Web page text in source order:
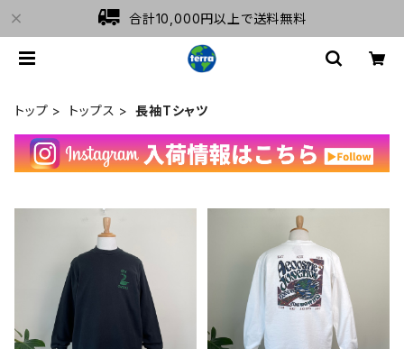
合計10,000円以上で送料無料
トップ トップス 長袖Tシャツ